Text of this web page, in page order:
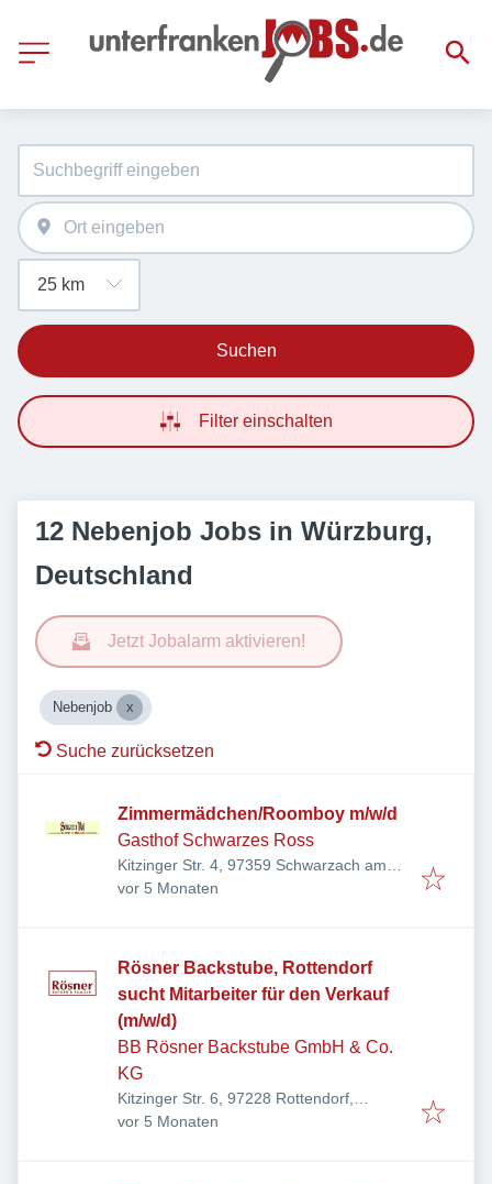
Suchen
Filter einschalten
12 Nebenjob Jobs in Würzburg,
Deutschland
Jetzt Jobalarm aktivieren!
Nebenjob
Suche zurücksetzen
Zimmermädchen/Roomboy m/w/d
Gasthof Schwarzes Ross
Kitzinger Str. 4, 97359 Schwarzach am
Main, Deutschland
Veröffentlicht:
vor 5 Monaten
Rösner Backstube, Rottendorf
sucht Mitarbeiter für den Verkauf
(m/w/d)
BB Rösner Backstube GmbH & Co.
KG
Kitzinger Str. 6, 97228 Rottendorf,
Deutschland
Veröffentlicht:
vor 5 Monaten